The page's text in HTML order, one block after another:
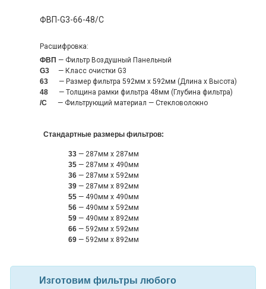
ФВП-G3-66-48/С
Расшифровка:
ФВП — Фильтр Воздушный Панельный
G3 — Класс очистки G3
63 — Размер фильтра 592мм х 592мм (Длина х Высота)
48
— Толщина рамки фильтра 48мм (Глубина фильтра)
/С
— Фильтрующий материал — Стекловолокно
Стандартные размеры фильтров:
33— 287мм x 287мм
35— 287мм x 490мм
36— 287мм x 592мм
39— 287мм x 892мм
55— 490мм x 490мм
56— 490мм x 592мм
59— 490мм x 892мм
66— 592мм x 592мм
69— 592мм x 892мм
Изготовим фильтры любого